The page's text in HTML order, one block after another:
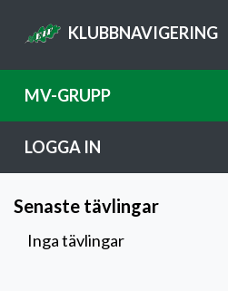
KLUBBNAVIGERING
MV-GRUPP
LOGGA IN
Senaste tävlingar
Inga tävlingar